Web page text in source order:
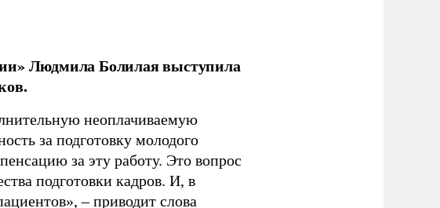
Людмила Болилая выступила
неоплачиваемую
за подготовку молодого
за эту работу. Это вопрос
подготовки кадров. И, в
– приводит слова